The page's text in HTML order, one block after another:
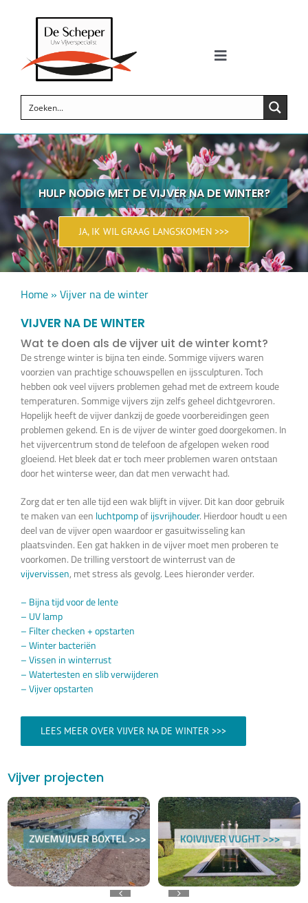
Toggle
Siervijvers
Koi vijvers
Vijverproducten
Wellness
Vijverplanten
Koi’s en siervissen
Waterkwaliteit
Impressie
Contact
Onze Webshop >>>
HULP NODIG MET DE VIJVER NA DE WINTER?
JA, IK WIL GRAAG LANGSKOMEN >>>
Home» Vijver na de winter
VIJVER NA DE WINTER
Wat te doen als de vijver uit de winter komt?
De strenge winter is bijna ten einde. Sommige vijvers waren
voorzien van prachtige schouwspellen en ijssculpturen. Toch
hebben ook veel vijvers problemen gehad met de extreem koude
temperaturen. Sommige vijvers zijn zelfs geheel dichtgevroren.
Hopelijk heeft de vijver dankzij de goede voorbereidingen geen
problemen gekend. En is de vijver de winter goed doorgekomen. In
het vijvercentrum stond de telefoon de afgelopen weken rood
gloeiend. Het bleek dat er toch meer problemen waren ontstaan
door het winterse weer, dan dat men verwacht had.
Zorg dat er ten alle tijd een wak blijft in vijver. Dit kan door gebruik
te maken van een luchtpompofijsvrijhouder. Hierdoor houdt u een
deel van de vijver open waardoor er gasuitwisseling kan
plaatsvinden. Een gat hakken in de vijver moet men proberen te
voorkomen. De trilling verstoort de winterrust van de
vijvervissen, met stress als gevolg. Lees hieronder verder.
– Bijna tijd voor de lente
– UV lamp
– Filter checken + opstarten
– Winter bacteriën
– Vissen in winterrust
– Watertesten en slib verwijderen
– Vijver opstarten
LEES MEER OVER VIJVER NA DE WINTER >>>
Vijver projecten